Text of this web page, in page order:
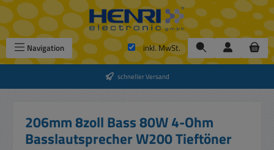
Zum Hauptinhalt springen
Navigation inkl. MwSt.
schneller Versand
206mm 8zoll Bass 80W 4-Ohm
Basslautsprecher W200 Tieftöner